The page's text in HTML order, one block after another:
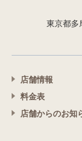
東京都多
店舗情報
料金表
店舗からのお知